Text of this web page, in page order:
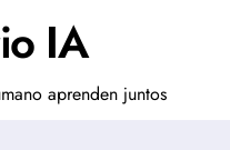
IA
aprenden juntos